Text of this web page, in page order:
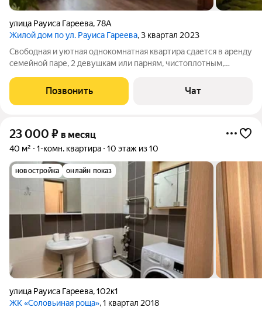
улица Рауиса Гареева,78А
Жилой дом по ул. Рауиса Гареева, 3 квартал 2023
Свободная и уютная однокомнатная квартира сдается в аренду
семейной паре, 2 девушкам или парням, чистоплотным,
на въезде шлагбаум. Рядом Аграрный институт, СК Тулпар,
КЮИ, ДРКБ, магазины,
Позвонить Чат
23 000 ₽ в месяц
40 м² 1-комн. квартира 10 этаж из 10
новостройка онлайн показ
улица Рауиса Гареева,102к1
ЖК «Соловьиная роща», 1 квартал 2018